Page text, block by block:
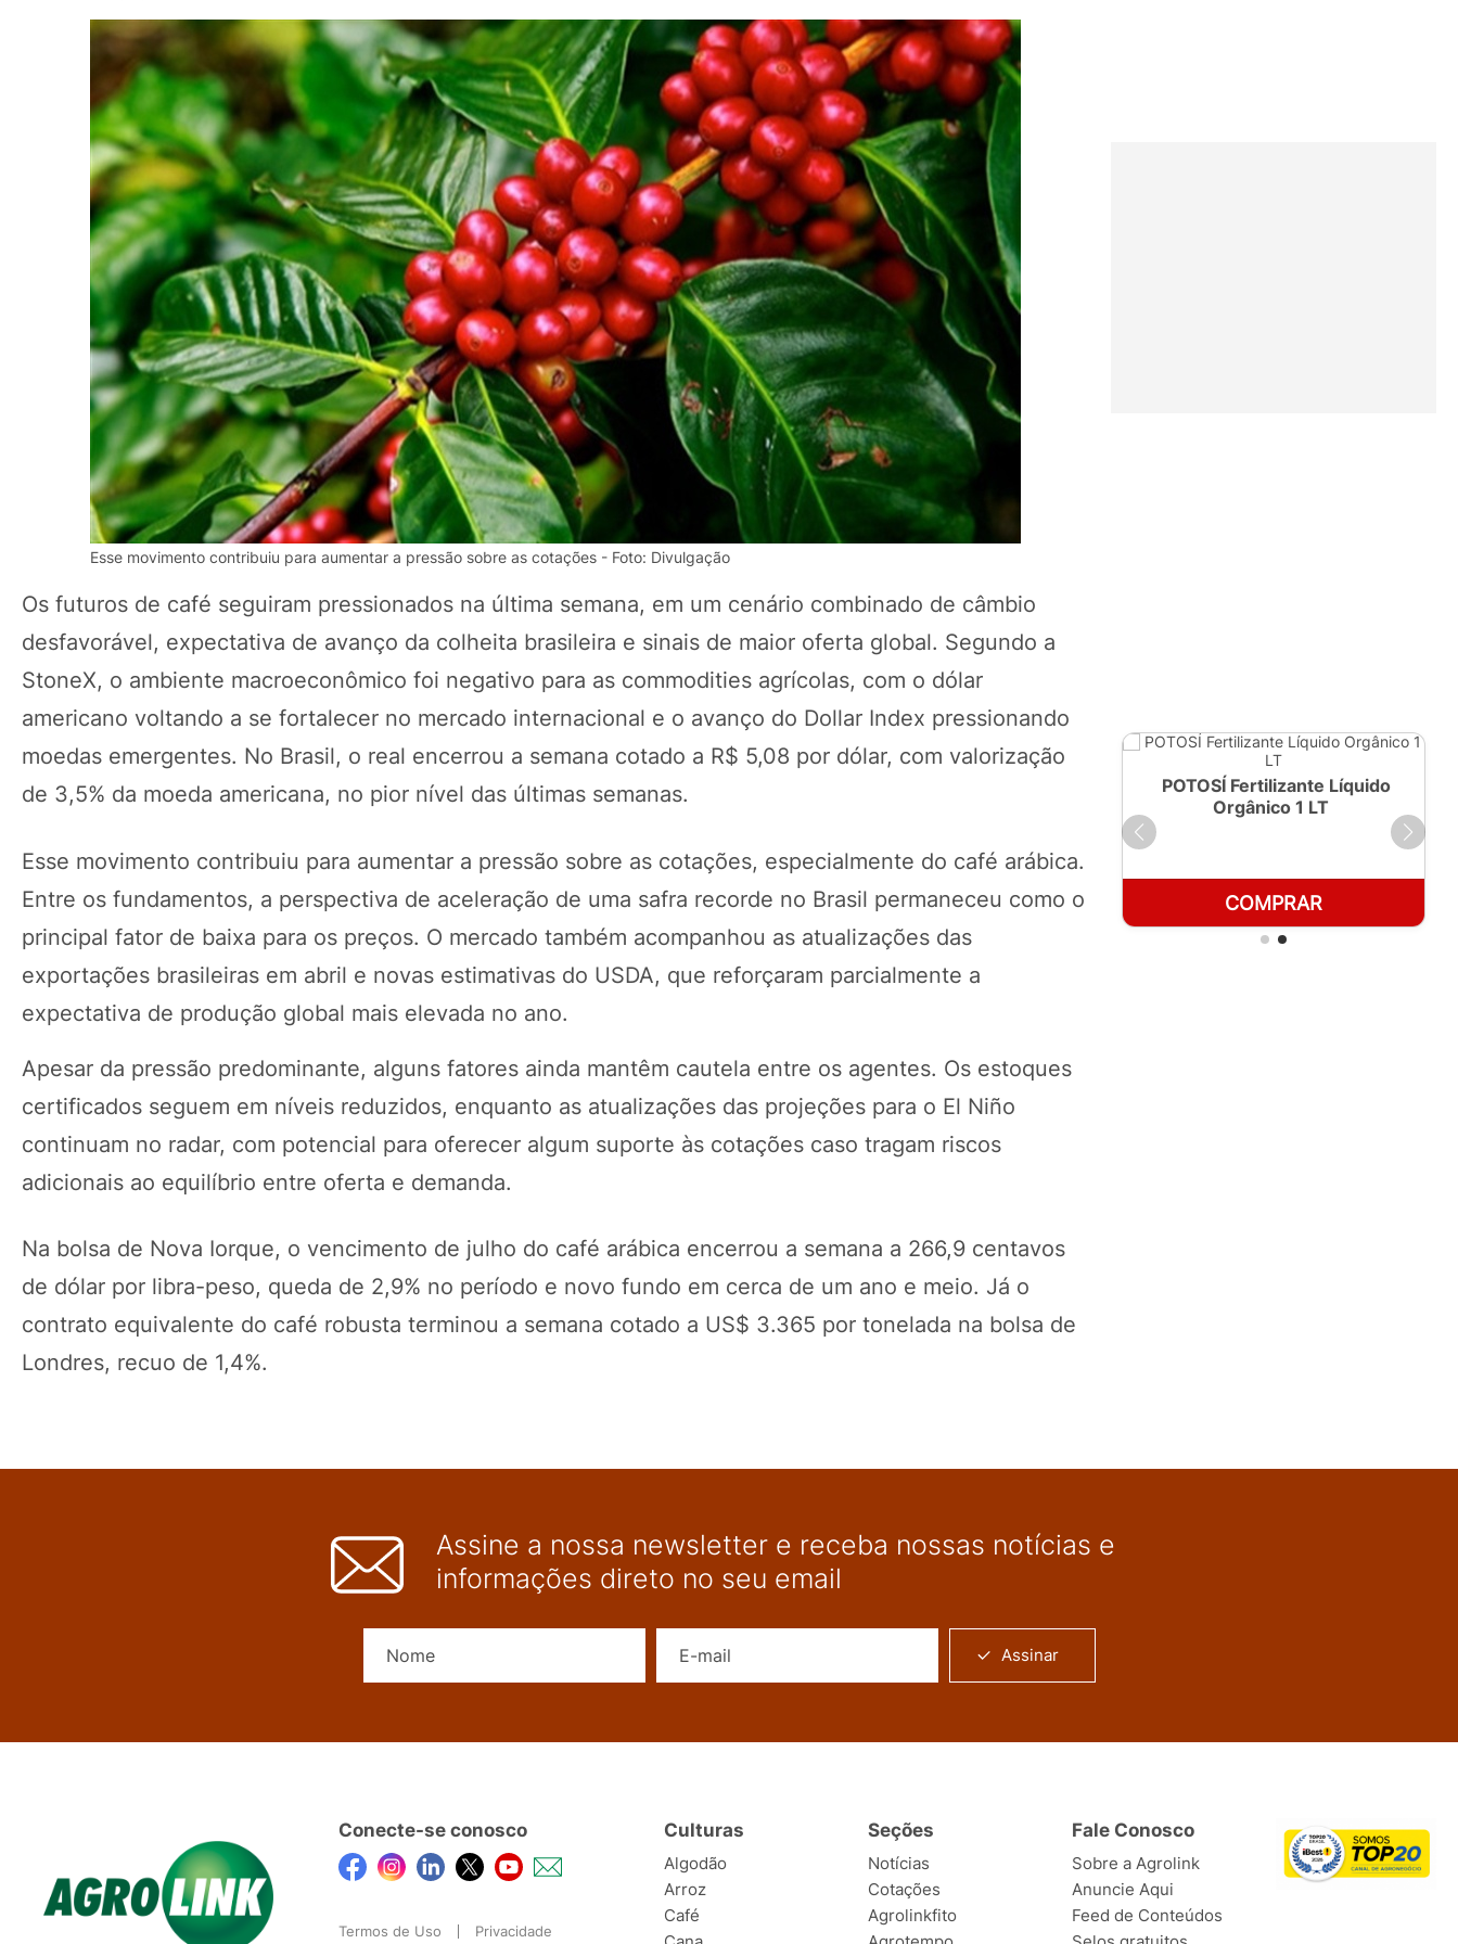
Esse movimento contribuiu para aumentar a pressão sobre as cotações - Foto: Divulgação
Os futuros de café seguiram pressionados na última semana, em um cenário combinado de câmbio
desfavorável, expectativa de avanço da colheita brasileira e sinais de maior oferta global. Segundo a
StoneX, o ambiente macroeconômico foi negativo para as commodities agrícolas, com o dólar
americano voltando a se fortalecer no mercado internacional e o avanço do Dollar Index pressionando
moedas emergentes. No Brasil, o real encerrou a semana cotado a R$ 5,08 por dólar, com valorização
de 3,5% da moeda americana, no pior nível das últimas semanas.
Esse movimento contribuiu para aumentar a pressão sobre as cotações, especialmente do café arábica.
Entre os fundamentos, a perspectiva de aceleração de uma safra recorde no Brasil permaneceu como o
principal fator de baixa para os preços. O mercado também acompanhou as atualizações das
exportações brasileiras em abril e novas estimativas do USDA, que reforçaram parcialmente a
expectativa de produção global mais elevada no ano.
Apesar da pressão predominante, alguns fatores ainda mantêm cautela entre os agentes. Os estoques
certificados seguem em níveis reduzidos, enquanto as atualizações das projeções para o El Niño
continuam no radar, com potencial para oferecer algum suporte às cotações caso tragam riscos
adicionais ao equilíbrio entre oferta e demanda.
Na bolsa de Nova Iorque, o vencimento de julho do café arábica encerrou a semana a 266,9 centavos
de dólar por libra-peso, queda de 2,9% no período e novo fundo em cerca de um ano e meio. Já o
contrato equivalente do café robusta terminou a semana cotado a US$ 3.365 por tonelada na bolsa de
Londres, recuo de 1,4%.
COMPRAR
POTOSÍ Fertilizante Líquido
Orgânico 1 LT
COMPRAR
Assine a nossa newsletter e receba nossas notícias e
informações direto no seu email
Assinar
Conecte-se conosco
Termos de Uso Privacidade
Culturas
Algodão
Arroz
Café
Seções
Notícias
Cotações
Agrolinkfito
Fale Conosco
Sobre a Agrolink
Anuncie Aqui
Feed de Conteúdos